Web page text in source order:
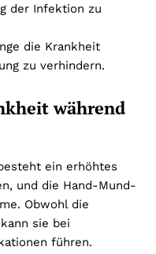
der Infektion zu
die Krankheit
zu verhindern.
während
ein erhöhtes
und die Hand-Mund-
Obwohl die
sie bei
führen.